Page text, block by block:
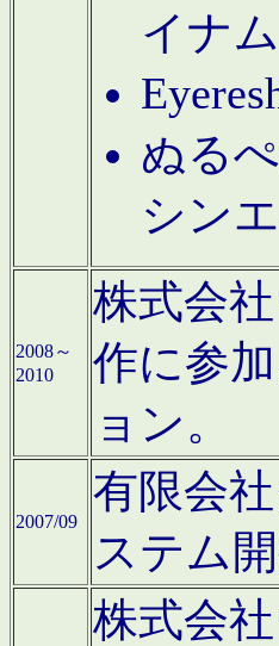
イナ
ぬる
シン
2008～
2010
株式会
作に参
ョン。
2007/09
有限会
ステム
株式会